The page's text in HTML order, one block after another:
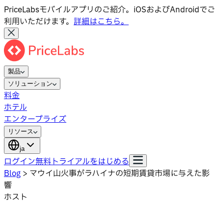
PriceLabsモバイルアプリのご紹介。iOSおよびAndroidでご
利用いただけます。 詳細はこちら。
製品
ソリューション
料金
ホテル
エンタープライズ
リソース
ja
ログイン無料トライアルをはじめる
Blog > マウイ山火事がラハイナの短期賃貸市場に与えた影
響
ホスト